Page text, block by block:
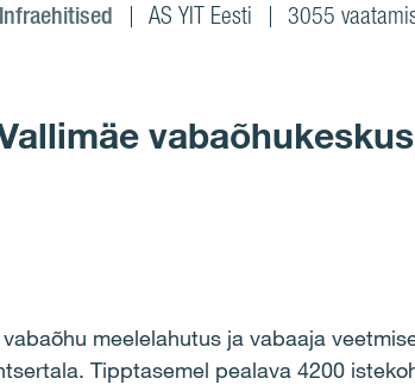
Infraehitised AS YIT Eesti 3055
vabaõhukeskus
meelelahutus ja vabaaja
Tipptasemel pealava 4200